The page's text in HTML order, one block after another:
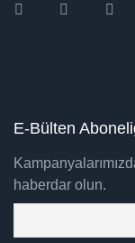
InstagramFacebook
E-Bülten
haberdar olun.